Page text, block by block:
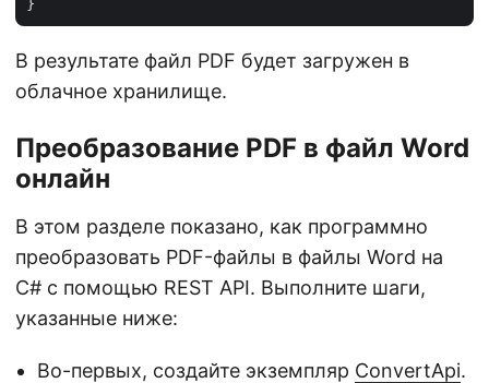
В результате файл PDF будет загружен в
облачное хранилище.
Преобразование PDF в файл Word
онлайн
В этом разделе показано, как программно
преобразовать PDF-файлы в файлы Word на
C# с помощью REST API. Выполните шаги,
указанные ниже:
Во-первых, создайте экземпляр ConvertApi.